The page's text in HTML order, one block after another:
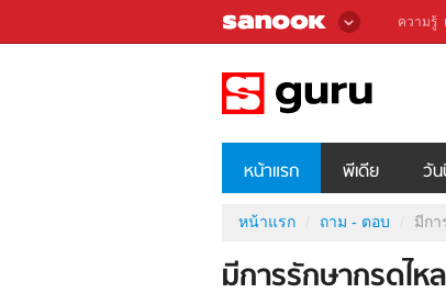
ความรู้
หน้าแรก พีเดีย วั
หน้าแรก ถาม - ตอบ มีกา
มีการรักษากรดไห